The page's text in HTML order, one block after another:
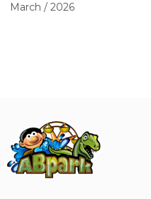
March / 2026